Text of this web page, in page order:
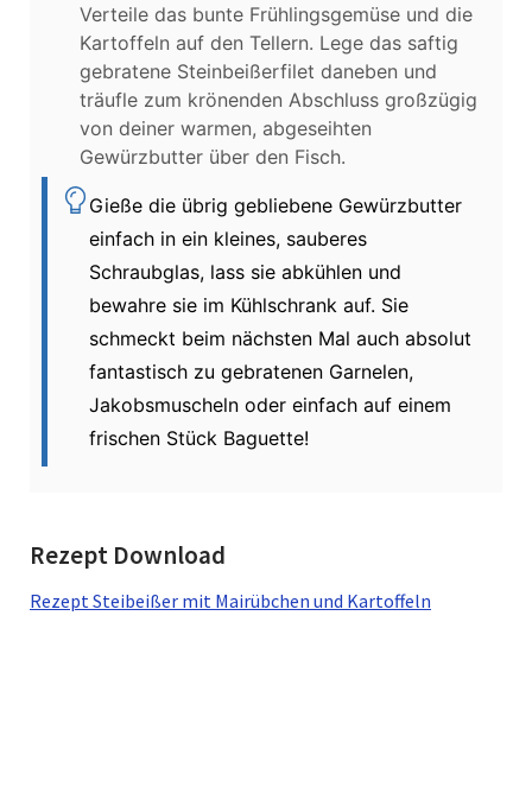
Verteile das bunte Frühlingsgemüse und die
Kartoffeln auf den Tellern. Lege das saftig
gebratene Steinbeißerfilet daneben und
träufle zum krönenden Abschluss großzügig
von deiner warmen, abgeseihten
Gewürzbutter über den Fisch.
Gieße die übrig gebliebene Gewürzbutter
einfach in ein kleines, sauberes
Schraubglas, lass sie abkühlen und
bewahre sie im Kühlschrank auf. Sie
schmeckt beim nächsten Mal auch absolut
fantastisch zu gebratenen Garnelen,
Jakobsmuscheln oder einfach auf einem
frischen Stück Baguette!
Rezept Download
Rezept Steibeißer mit Mairübchen und Kartoffeln